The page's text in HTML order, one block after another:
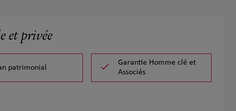
et privée
patrimonial
Garantie Homme clé et
Associés